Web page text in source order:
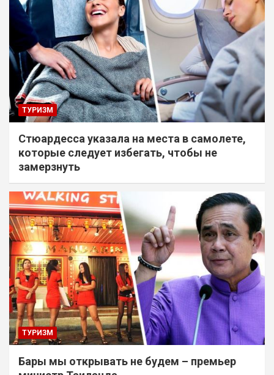
ТУРИЗМ
Стюардесса указала на места в самолете,
которые следует избегать, чтобы не
замерзнуть
ТУРИЗМ
Бары мы открывать не будем – премьер